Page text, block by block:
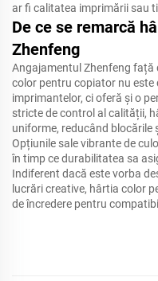
ar fi calitatea imprimării sau
De ce se remarcă
Zhenfeng
Angajamentul Zhenfeng față
color pentru copiator nu
imprimantelor, ci oferă și o
stricte de control al calității,
uniforme, reducând
Opțiunile sale vibrante de
în timp ce durabilitatea sa
Indiferent dacă este vorba
lucrări creative, hârtia color
de încredere pentru